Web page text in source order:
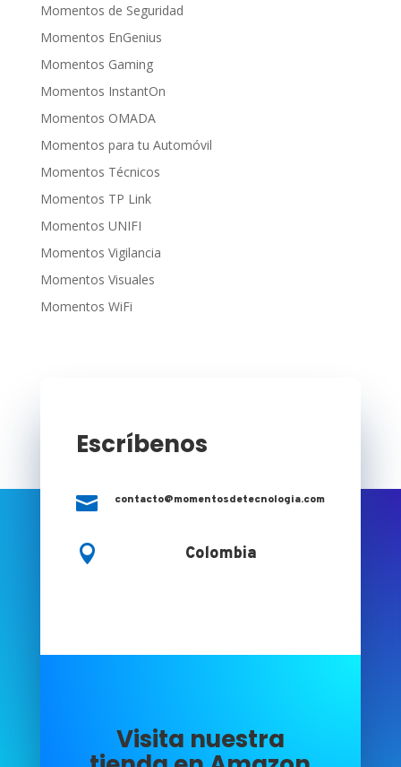
Momentos de Seguridad
Momentos EnGenius
Momentos Gaming
Momentos InstantOn
Momentos OMADA
Momentos para tu Automóvil
Momentos Técnicos
Momentos TP Link
Momentos UNIFI
Momentos Vigilancia
Momentos Visuales
Momentos WiFi
Escríbenos
 contacto@momentosdetecnologia.com
 Colombia
Visita nuestra